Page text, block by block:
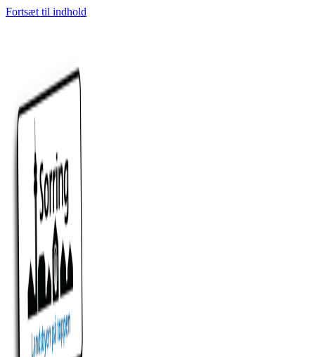
Fortsæt til indhold